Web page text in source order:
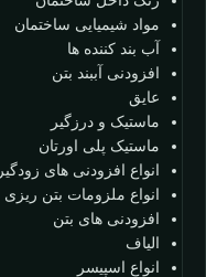
مواد شیمیایی ساختمان
آب بند کننده ها
افزودنی آببند بتن
عایق
ماستیک و درزگیر
ماستیک پلی اورتان
انواع افزودنی های زودگیر
انواع ملزومات بتن ریزی
افزودنی های بتن
الیاف
انواع اسپیسر